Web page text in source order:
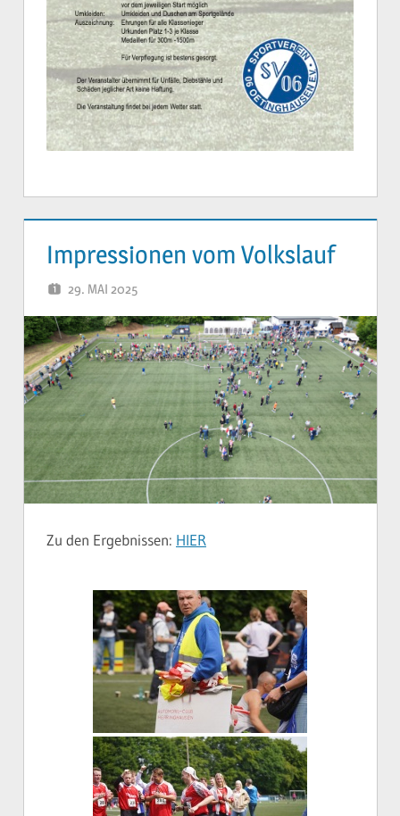
Impressionen vom Volkslauf
29. MAI 2025
Zu den Ergebnissen: HIER